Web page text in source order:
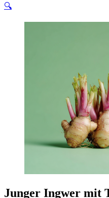
🔍
Junger Ingwer mit